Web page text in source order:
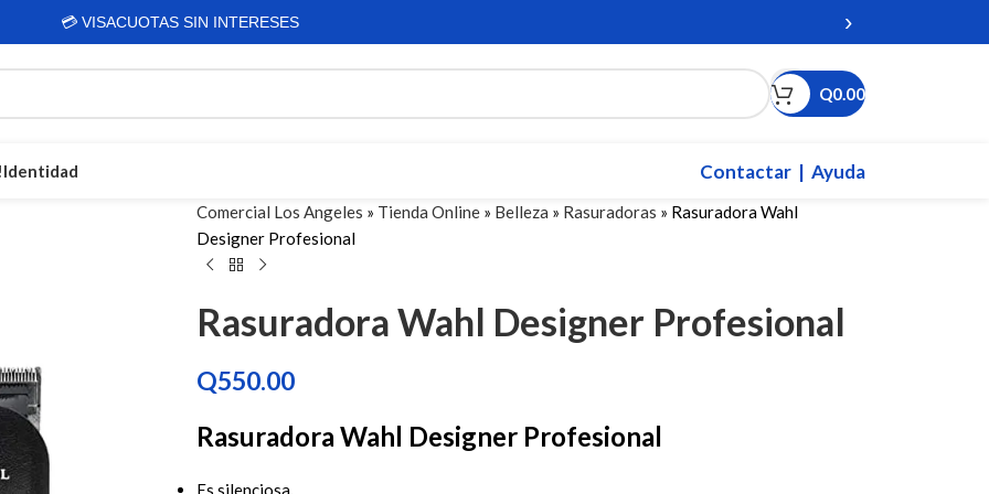
🔒 COMPRA SEGURA ›
Q0.00
Bicicletas Para Todo
Bicicletas para niños
Bicicletas de montaña
Bicicletas Rali
Bicicletas Diamond
Bicicletas Shimano
Ver todas las bicicletas
Identidad Contactar | Ayuda
Comercial Los Angeles » Tienda Online» Belleza » Rasuradoras » Rasuradora Wahl
Designer Profesional
Rasuradora Wahl Designer Profesional
Q550.00
Rasuradora Wahl Designer Profesional
Es silenciosa.